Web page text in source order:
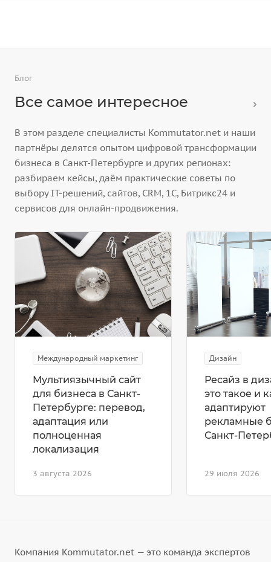
Блог
Все самое интересное
В этом разделе специалисты Kommutator.net и наши
партнёры делятся опытом цифровой трансформации
бизнеса в Санкт-Петербурге и других регионах:
разбираем кейсы, даём практические советы по
выбору IT-решений, сайтов, CRM, 1С, Битрикс24 и
сервисов для онлайн-продвижения.
Международный маркетинг
3 августа 2026
Мультиязычный сайт
для бизнеса в Санкт-
Петербурге: перевод,
адаптация или
полноценная
локализация
Дизайн
29 июля 2026
Ресайз в
это такое и
адаптируют
рекламные
Санкт-
Компания Kommutator.net — это команда экспертов